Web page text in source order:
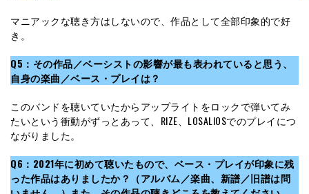
マニアックな聴き方はしないので、作品として全部印象的で好
き。
Q5：その作品／ベーシストの影響が最も表われていると思う、
自身の楽曲／ベース・プレイは？
このバンドを聴いていたからアップライトをロックで弾いてみ
たいという衝動がずっとあって、RIZE、LOSALIOSでのプレイにつ
ながりました。
Q6：2021年に初めて聴いたもので、ベース・プレイが印象に残
った作品はありましたか？（アルバム／楽曲、新譜／旧譜は問